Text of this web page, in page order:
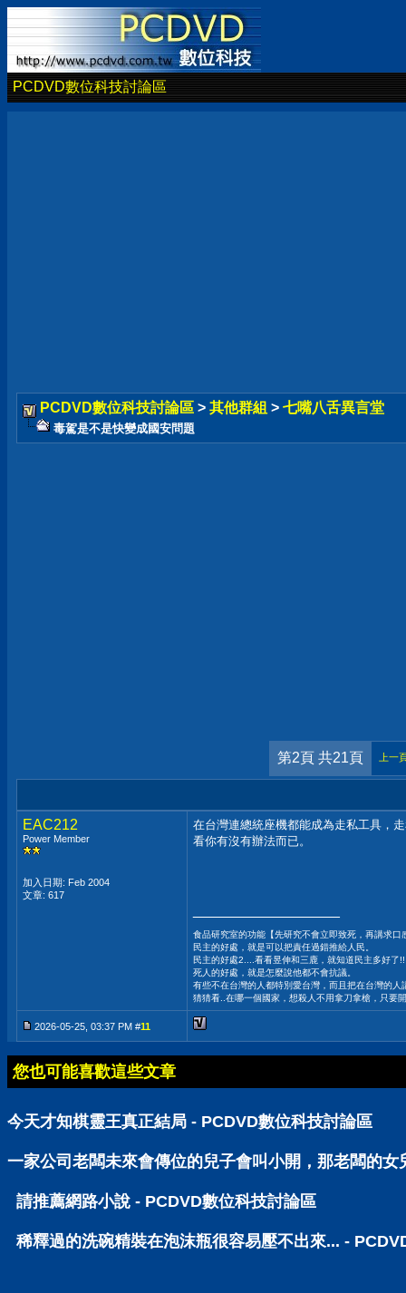
PCDVD數位科技討論區
PCDVD數位科技討論區 > 其他群組 > 七嘴八舌異言堂
毒駕是不是快變成國安問題
第2頁 共21頁 上一
EAC212
Power Member
加入日期: Feb 2004
文章: 617
在台灣連總統座機都能成為走私工具，
看你有沒有辦法而已。
食品研究室的功能【先研究不會立即致死，再講求口
民主的好處，就是可以把責任過錯推給人民。
民主的好處2....看看昱伸和三鹿，就知道民主多好了!!
死人的好處，就是怎麼說他都不會抗議。
有些不在台灣的人都特別愛台灣，而且把在台灣的人
猜猜看..在哪一個國家，想殺人不用拿刀拿槍，只要
2026-05-25, 03:37 PM #11
您也可能喜歡這些文章
今天才知棋靈王真正結局 - PCDVD數位科技討論區
一家公司老闆未來會傳位的兒子會叫小開，那老闆的
請推薦網路小說 - PCDVD數位科技討論區
稀釋過的洗碗精裝在泡沫瓶很容易壓不出來... -